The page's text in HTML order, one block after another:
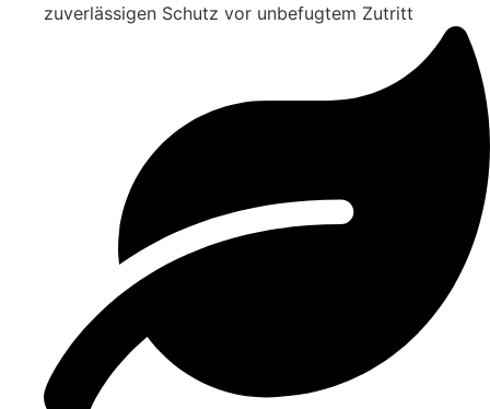
zuverlässigen Schutz vor unbefugtem Zutritt